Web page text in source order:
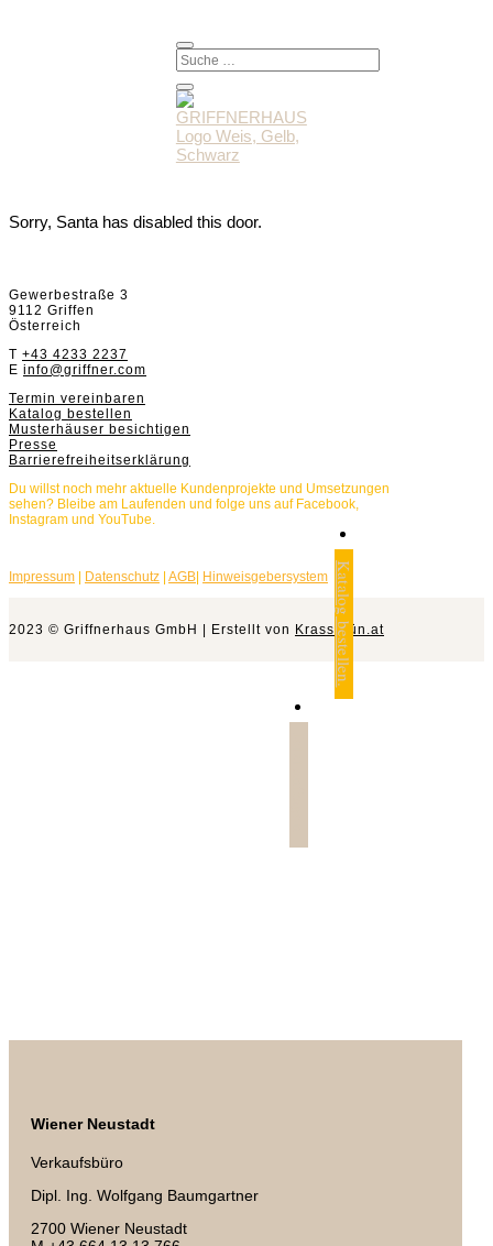
Sorry, Santa has disabled this door.
Gewerbestraße 3
9112 Griffen
Österreich
T +43 4233 2237
E info@griffner.com
Termin vereinbaren
Katalog bestellen
Musterhäuser besichtigen
Presse
Barrierefreiheitserklärung
Du willst noch mehr aktuelle Kundenprojekte und Umsetzungen
sehen? Bleibe am Laufenden und folge uns auf Facebook,
Instagram und YouTube.
Impressum | Datenschutz | AGB| Hinweisgebersystem
2023 © Griffnerhaus GmbH | Erstellt von Krassgrün.at
Katalog bestellen.
Wiener Neustadt
Verkaufsbüro
Dipl. Ing. Wolfgang Baumgartner
2700 Wiener Neustadt